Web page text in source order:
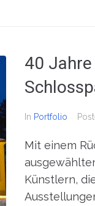
40
In Portfolio
Mit einem
Künstlern,